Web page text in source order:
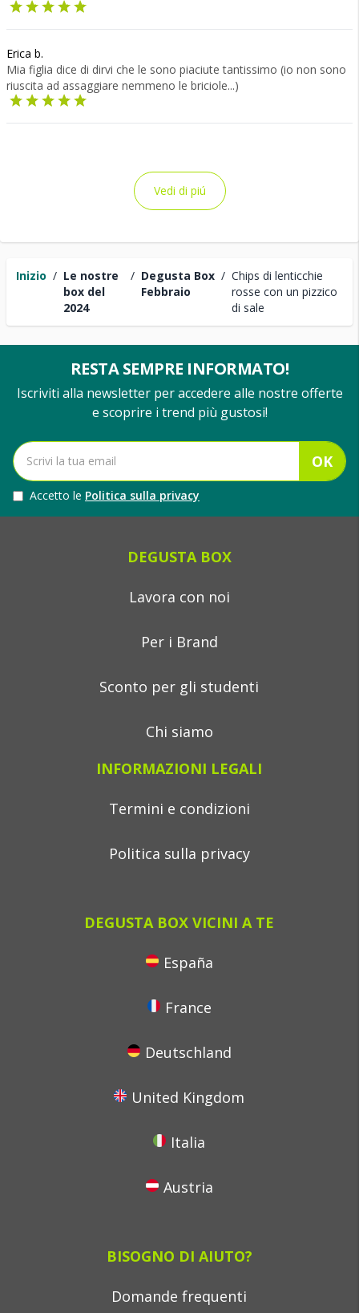
Inizio / Le nostre
box del
2024
/ Degusta Box
Febbraio
/ Chips di lenticchie
rosse con un pizzico
di sale
Erica b.
Mia figlia dice di dirvi che le sono piaciute tantissimo (io non sono
riuscita ad assaggiare nemmeno le briciole...)
Vedi di piú
RESTA SEMPRE INFORMATO!
Iscriviti alla newsletter per accedere alle nostre offerte
e scoprire i trend più gustosi!
OK
Accetto le Politica sulla privacy
DEGUSTA BOX
Lavora con noi
Per i Brand
Sconto per gli studenti
Chi siamo
INFORMAZIONI LEGALI
Termini e condizioni
Politica sulla privacy
DEGUSTA BOX VICINI A TE
España
France
Deutschland
United Kingdom
Italia
Austria
BISOGNO DI AIUTO?
Domande frequenti